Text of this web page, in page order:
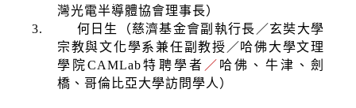
灣光電半導體協會理事長）
3.
何日生（慈濟基金會副執行長／玄奘大學
宗教與文化學系兼任副教授／哈佛大學文理
學院CAMLab特聘學者 ／ 哈佛、牛津、劍
橋、哥倫比亞大學訪問學人）